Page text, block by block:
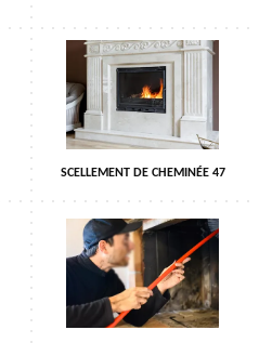
SCELLEMENT DE CHEMINÉE 47